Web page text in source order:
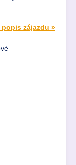
zájazdu »